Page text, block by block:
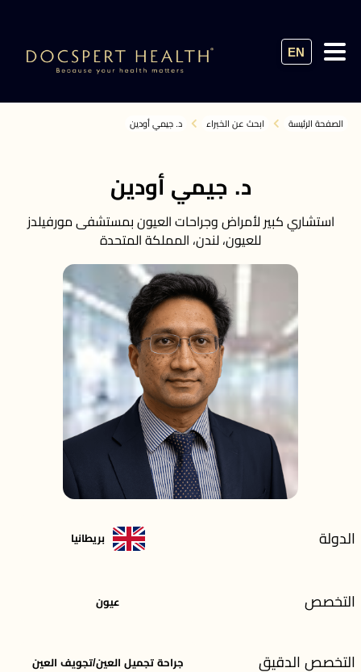
EN
الصفحة الرئيسة ابحث عن الخبراء د. جيمي أودين
د. جيمي أودين
استشاري كبير لأمراض وجراحات العيون بمستشفى مورفيلدز
للعيون، لندن، المملكة المتحدة
الدولة بريطانيا
التخصص عيون
التخصص الدقيق جراحة تجميل العين/تجويف العين